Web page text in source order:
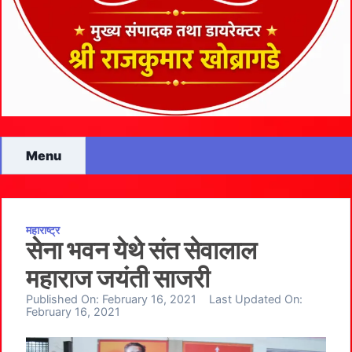
Menu
महाराष्ट्र
सेना भवन येथे संत सेवालाल
महाराज जयंती साजरी
Published On: February 16, 2021
Last Updated On:
February 16, 2021